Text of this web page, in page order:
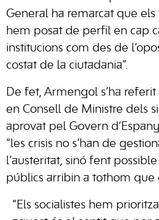
General ha remarcat que els
hem posat de perfil en cap
institucions com des de
costat de la ciutadania”.
De fet, Armengol s’ha referit
en Consell de Ministre dels
aprovat pel Govern
“les crisis no s’han de
l’austeritat, sinó fent
públics arribin a tothom que
“Els socialistes hem